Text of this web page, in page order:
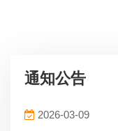
通知公告
2026-03-09